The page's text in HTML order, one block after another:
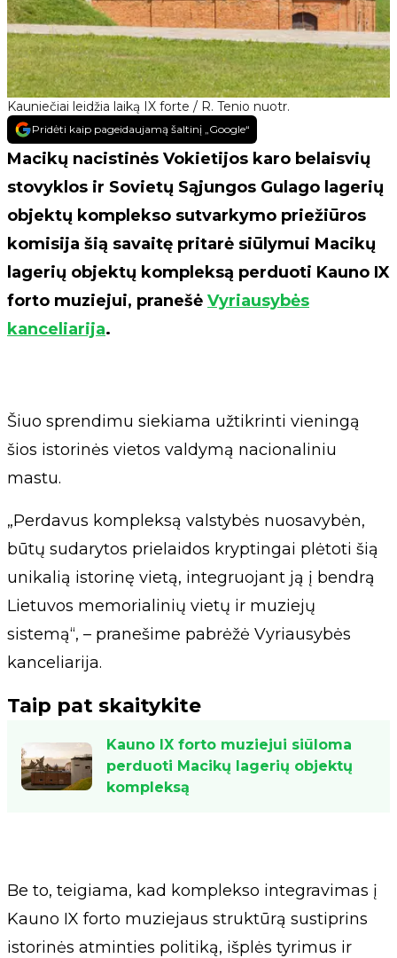
Kauniečiai leidžia laiką IX forte / R. Tenio nuotr.
Pridėti kaip pageidaujamą šaltinį „Google“
Macikų nacistinės Vokietijos karo belaisvių
stovyklos ir Sovietų Sąjungos Gulago lagerių
objektų komplekso sutvarkymo priežiūros
komisija šią savaitę pritarė siūlymui Macikų
lagerių objektų kompleksą perduoti Kauno IX
forto muziejui, pranešė Vyriausybės
kanceliarija.
Šiuo sprendimu siekiama užtikrinti vieningą
šios istorinės vietos valdymą nacionaliniu
mastu.
„Perdavus kompleksą valstybės nuosavybėn,
būtų sudarytos prielaidos kryptingai plėtoti šią
unikalią istorinę vietą, integruojant ją į bendrą
Lietuvos memorialinių vietų ir muziejų
sistemą“, – pranešime pabrėžė Vyriausybės
kanceliarija.
Taip pat skaitykite
Kauno IX forto muziejui siūloma
perduoti Macikų lagerių objektų
kompleksą
Be to, teigiama, kad komplekso integravimas į
Kauno IX forto muziejaus struktūrą sustiprins
istorinės atminties politiką, išplės tyrimus ir